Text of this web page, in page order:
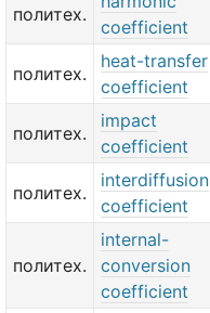
политех.
coefficient
политех.
heat-transfer
coefficient
политех.
impact
coefficient
политех.
interdiffusion
coefficient
политех.
internal-
conversion
coefficient